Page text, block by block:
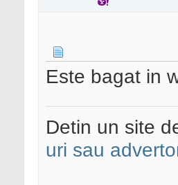
Este bagat in
Detin un site
uri sau